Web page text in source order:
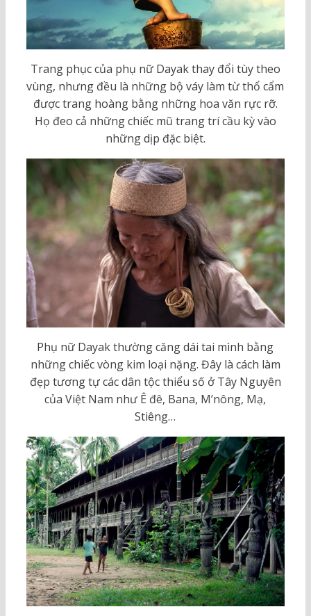
Trang phục của phụ nữ Dayak thay đổi tùy theo
vùng, nhưng đều là những bộ váy làm từ thổ cẩm
được trang hoàng bằng những hoa văn rực rỡ.
Họ đeo cả những chiếc mũ trang trí cầu kỳ vào
những dịp đặc biệt.
Phụ nữ Dayak thường căng dái tai mình bằng
những chiếc vòng kim loại nặng. Đây là cách làm
đẹp tương tự các dân tộc thiểu số ở Tây Nguyên
của Việt Nam như Ê đê, Bana, M’nông, Mạ,
Stiêng…